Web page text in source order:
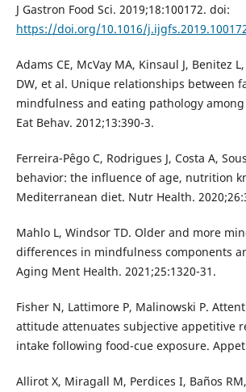
J Gastron Food Sci. 2019;18:100172. doi:
https://doi.org/10.1016/
Adams CE, McVay MA, Kinsaul J, Benitez
DW, et al. Unique relationships between
mindfulness and eating pathology
Eat Behav. 2012;13:390-3.
Ferreira-Pêgo C, Rodrigues J, Costa A,
behavior: the influence of age, nutrition
Mediterranean diet. Nutr Health.
Mahlo L, Windsor TD. Older and more
differences in mindfulness components
Aging Ment Health. 2021;25:1320-31.
Fisher N, Lattimore P, Malinowski P.
attitude attenuates subjective appetitive
intake following food-cue exposure.
Allirot X, Miragall M, Perdices I, Baños